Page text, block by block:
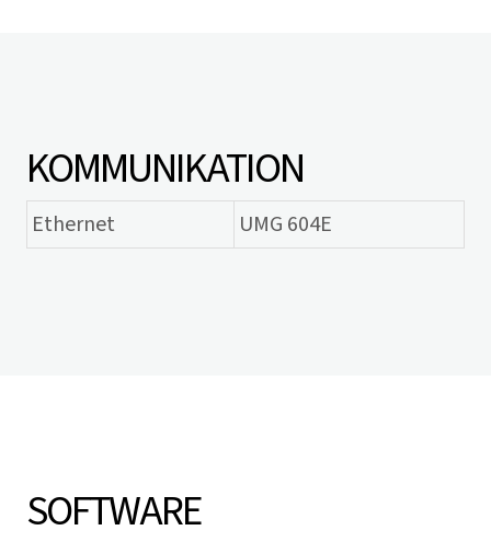
KOMMUNIKATION
Ethernet UMG 604E
SOFTWARE